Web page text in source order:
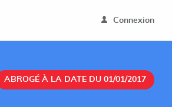
Connexion
ABROGÉ À LA DATE DU 01/01/2017